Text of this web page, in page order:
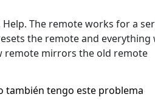
The remote works for a
the remote and
remote mirrors the old remote
también tengo este problema